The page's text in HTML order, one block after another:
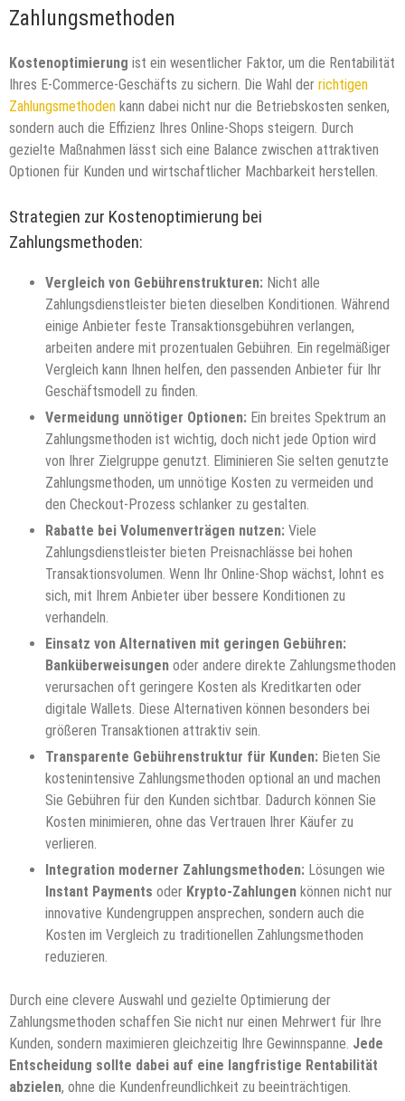
Zahlungsmethoden
Kostenoptimierung ist ein wesentlicher Faktor, um die Rentabilität
Ihres E-Commerce-Geschäfts zu sichern. Die Wahl der richtigen
Zahlungsmethoden kann dabei nicht nur die Betriebskosten senken,
sondern auch die Effizienz Ihres Online-Shops steigern. Durch
gezielte Maßnahmen lässt sich eine Balance zwischen attraktiven
Optionen für Kunden und wirtschaftlicher Machbarkeit herstellen.
Strategien zur Kostenoptimierung bei
Zahlungsmethoden:
Vergleich von Gebührenstrukturen: Nicht alle
Zahlungsdienstleister bieten dieselben Konditionen. Während
einige Anbieter feste Transaktionsgebühren verlangen,
arbeiten andere mit prozentualen Gebühren. Ein regelmäßiger
Vergleich kann Ihnen helfen, den passenden Anbieter für Ihr
Geschäftsmodell zu finden.
Vermeidung unnötiger Optionen: Ein breites Spektrum an
Zahlungsmethoden ist wichtig, doch nicht jede Option wird
von Ihrer Zielgruppe genutzt. Eliminieren Sie selten genutzte
Zahlungsmethoden, um unnötige Kosten zu vermeiden und
den Checkout-Prozess schlanker zu gestalten.
Rabatte bei Volumenverträgen nutzen: Viele
Zahlungsdienstleister bieten Preisnachlässe bei hohen
Transaktionsvolumen. Wenn Ihr Online-Shop wächst, lohnt es
sich, mit Ihrem Anbieter über bessere Konditionen zu
verhandeln.
Einsatz von Alternativen mit geringen Gebühren:
Banküberweisungen oder andere direkte Zahlungsmethoden
verursachen oft geringere Kosten als Kreditkarten oder
digitale Wallets. Diese Alternativen können besonders bei
größeren Transaktionen attraktiv sein.
Transparente Gebührenstruktur für Kunden: Bieten Sie
kostenintensive Zahlungsmethoden optional an und machen
Sie Gebühren für den Kunden sichtbar. Dadurch können Sie
Kosten minimieren, ohne das Vertrauen Ihrer Käufer zu
verlieren.
Integration moderner Zahlungsmethoden: Lösungen wie
Instant Payments oder Krypto-Zahlungen können nicht nur
innovative Kundengruppen ansprechen, sondern auch die
Kosten im Vergleich zu traditionellen Zahlungsmethoden
reduzieren.
Durch eine clevere Auswahl und gezielte Optimierung der
Zahlungsmethoden schaffen Sie nicht nur einen Mehrwert für Ihre
Kunden, sondern maximieren gleichzeitig Ihre Gewinnspanne. Jede
Entscheidung sollte dabei auf eine langfristige Rentabilität
abzielen, ohne die Kundenfreundlichkeit zu beeinträchtigen.